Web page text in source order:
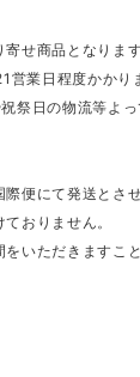
せ商品となります
営業日程度かかり
祭日の物流等よ
便にて発送とさ
おりません。
いただきますこ